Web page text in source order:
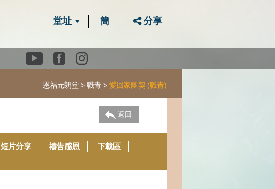
堂址 簡 分享
YoutubeFacebook
恩福元朗堂 職青 愛回家團契 (職青)
返回
短片分享 禱告感恩
下載區